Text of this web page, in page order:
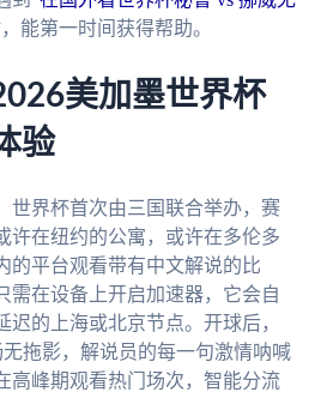
能第一时间获得帮助。
美加墨世界杯
验
世界杯首次由三国联合举办，赛
许在纽约的公寓，或许在多伦多
的平台观看带有中文解说的比
需在设备上开启加速器，它会自
迟的上海或北京节点。开球后，
无拖影，解说员的每一句激情呐喊
高峰期观看热门场次，智能分流